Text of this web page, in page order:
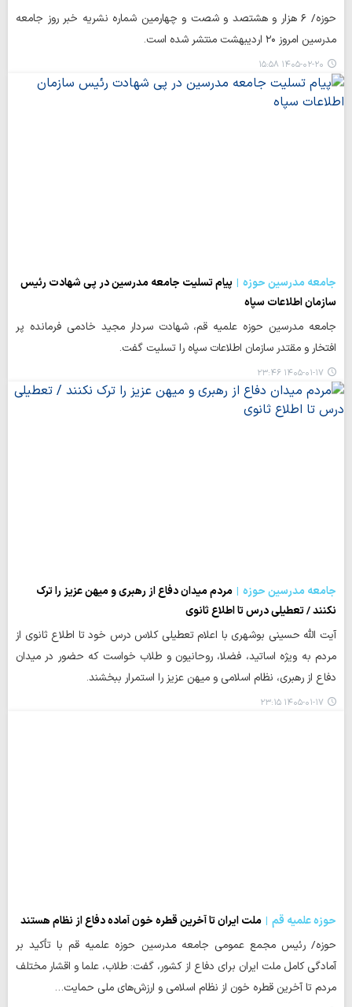
حوزه/ ۶ هزار و هشتصد و شصت و چهارمین شماره نشریه خبر روز جامعه
مدرسین امروز ۲۰ اردیبهشت منتشر شده است.
۱۴۰۵-۰۲-۲۰ ۱۵:۵۸
جامعه مدرسین حوزه
پیام تسلیت جامعه مدرسین در پی شهادت رئیس
سازمان اطلاعات سپاه
جامعه مدرسین حوزه علمیه قم، شهادت سردار مجید خادمی فرمانده پر
افتخار و مقتدر سازمان اطلاعات سپاه را تسلیت گفت.
۱۴۰۵-۰۱-۱۷ ۲۳:۴۶
جامعه مدرسین حوزه
مردم میدان دفاع از رهبری و میهن عزیز را ترک
نکنند / تعطیلی درس تا اطلاع ثانوی
آیت الله حسینی بوشهری با اعلام تعطیلی کلاس‌ درس خود تا اطلاع ثانوی از
مردم به ویژه اساتید، فضلا، روحانیون و طلاب خواست که حضور در میدان
دفاع از رهبری، نظام اسلامی و میهن عزیز را استمرار ببخشند.
۱۴۰۵-۰۱-۱۷ ۲۳:۱۵
حوزه علمیه قم
ملت ایران تا آخرین قطره خون آماده دفاع از نظام هستند
حوزه/ رئیس مجمع عمومی جامعه مدرسین حوزه علمیه قم با تأکید بر
آمادگی کامل ملت ایران برای دفاع از کشور، گفت: طلاب، علما و اقشار مختلف
مردم تا آخرین قطره خون از نظام اسلامی و ارزش‌های ملی حمایت…